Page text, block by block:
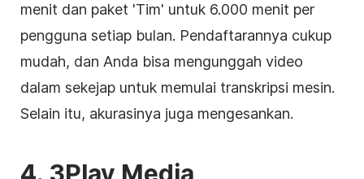
menit dan paket 'Tim' untuk 6.000 menit per
pengguna setiap bulan. Pendaftarannya cukup
mudah, dan Anda bisa mengunggah video
dalam sekejap untuk memulai transkripsi mesin.
Selain itu, akurasinya juga mengesankan.